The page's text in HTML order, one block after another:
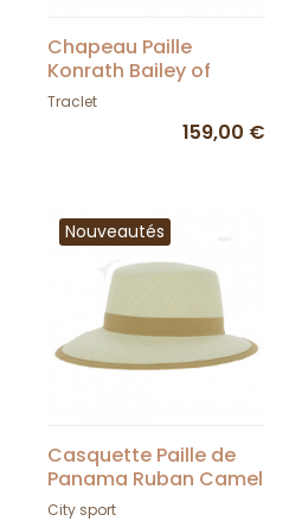
Chapeau Paille
Konrath Bailey of
Hollywood
Traclet
159,00 €
Nouveautés
Casquette Paille de
Panama Ruban Camel
- City sport
City sport